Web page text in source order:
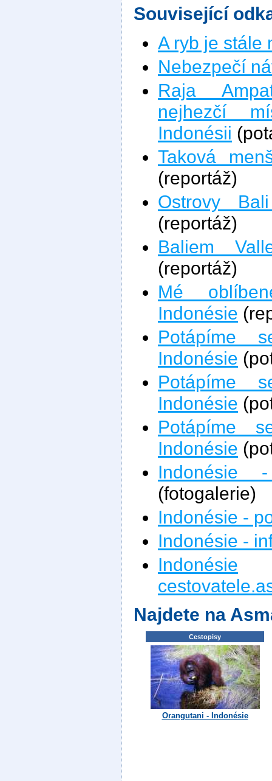
Související
A ryb je stále
Nebezpečí
Raja
nejhezčí
Indonésii
Taková
(reportáž)
Ostrovy
(reportáž)
Baliem
(reportáž)
Mé
Indonésie
Potápíme
Indonésie
Potápíme
Indonésie
Potápíme
Indonésie
Indonésie
(fotogalerie)
Indonésie -
Indonésie -
Indonésie
Najdete na
Cestopisy
Orangutani - Indonésie